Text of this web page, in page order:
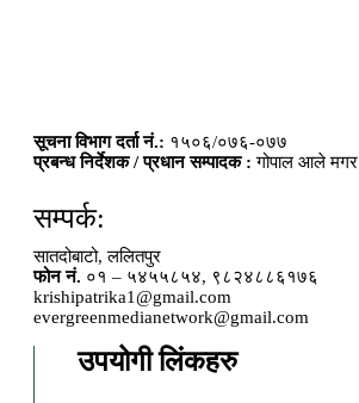
सूचना विभाग दर्ता नं.: १५०६/०७६-०७७
प्रबन्ध निर्देशक / प्रधान सम्पादक : गोपाल आले मगर
सम्पर्क:
सातदोबाटो, ललितपुर
फोन नं. ०१ – ५४५५८५४, ९८२४८८६१७६
krishipatrika1@gmail.com
evergreenmedianetwork@gmail.com
उपयोगी लिंकहरु